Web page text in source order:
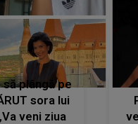
să plângă pe
sora lui
veni ziua